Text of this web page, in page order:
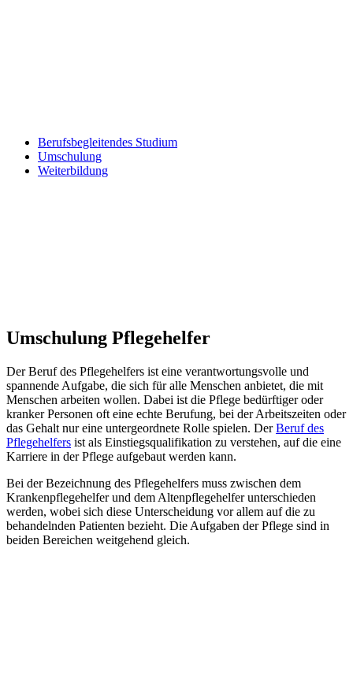
Berufsbegleitendes Studium
Umschulung
Weiterbildung
Umschulung Pflegehelfer
Der Beruf des Pflegehelfers ist eine verantwortungsvolle und
spannende Aufgabe, die sich für alle Menschen anbietet, die mit
Menschen arbeiten wollen. Dabei ist die Pflege bedürftiger oder
kranker Personen oft eine echte Berufung, bei der Arbeitszeiten oder
das Gehalt nur eine untergeordnete Rolle spielen. DerBeruf des
Pflegehelfers ist als Einstiegsqualifikation zu verstehen, auf die eine
Karriere in der Pflege aufgebaut werden kann.
Bei der Bezeichnung des Pflegehelfers muss zwischen dem
Krankenpflegehelfer und dem Altenpflegehelfer unterschieden
werden, wobei sich diese Unterscheidung vor allem auf die zu
behandelnden Patienten bezieht. Die Aufgaben der Pflege sind in
beiden Bereichen weitgehend gleich.